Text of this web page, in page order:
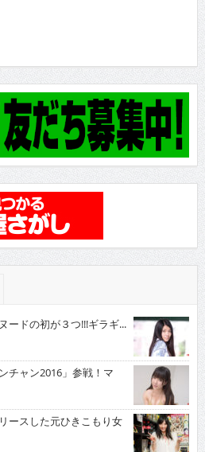
ドの初が３つ!!!ギラギ...
ースした元ひきこもり女
がDVDデビュー
渦」監督舞台に